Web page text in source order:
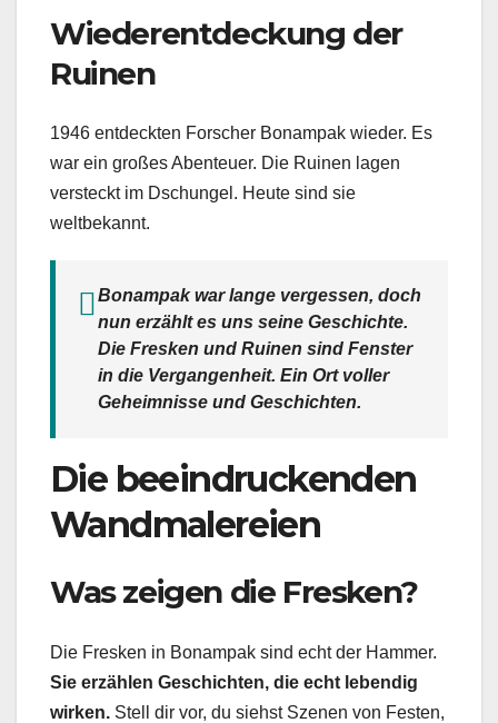
Wiederentdeckung der
Ruinen
1946 entdeckten Forscher Bonampak wieder. Es
war ein großes Abenteuer. Die Ruinen lagen
versteckt im Dschungel. Heute sind sie
weltbekannt.
Bonampak war lange vergessen, doch
nun erzählt es uns seine Geschichte.
Die Fresken und Ruinen sind Fenster
in die Vergangenheit. Ein Ort voller
Geheimnisse und Geschichten.
Die beeindruckenden
Wandmalereien
Was zeigen die Fresken?
Die Fresken in Bonampak sind echt der Hammer.
Sie erzählen Geschichten, die echt lebendig
wirken. Stell dir vor, du siehst Szenen von Festen,